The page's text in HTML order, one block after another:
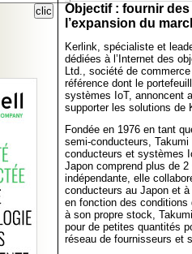
Objectif : fournir
l’expansion du
Kerlink, spécialiste et
dédiées à l’Internet des
Ltd., société de
référence dont le
systèmes IoT, annoncent
supporter les solutions de
Fondée en 1976 en tant
semi-conducteurs,
conducteurs et systèmes
Japon comprend plus de
indépendante, elle
conducteurs au Japon et à
en fonction des
à son propre stock,
pour de petites quantités
réseau de fournisseurs et